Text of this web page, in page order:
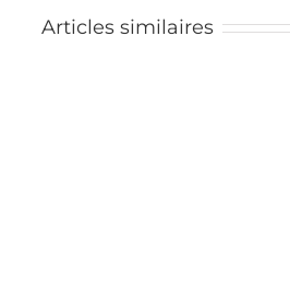
Articles similaires